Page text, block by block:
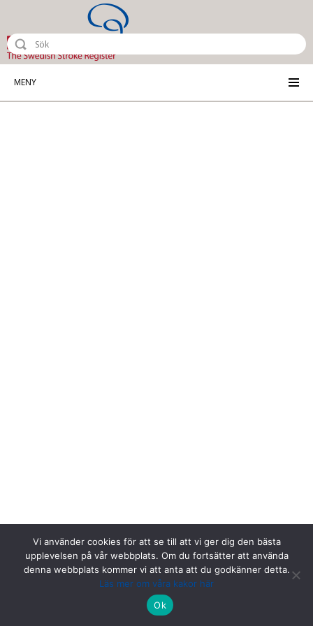
MENY
Riksstroke, Målpunkt PA rum 1013, Norrlands universitetssjukhus,
Vi använder cookies för att se till att vi ger dig den bästa
upplevelsen på vår webbplats. Om du fortsätter att använda
denna webbplats kommer vi att anta att du godkänner detta.
Läs mer om våra kakor här
Ok